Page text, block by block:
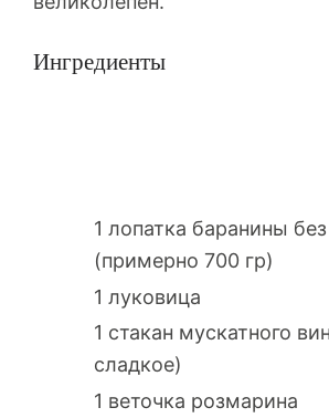
Ингредиенты
1 лопатка баранины
(примерно 700 гр)
1 луковица
1 стакан мускатного
сладкое)
1 веточка розмарина